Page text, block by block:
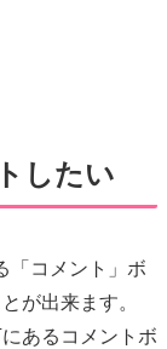
したい
「コメント」ボ
が出来ます。
あるコメントボ